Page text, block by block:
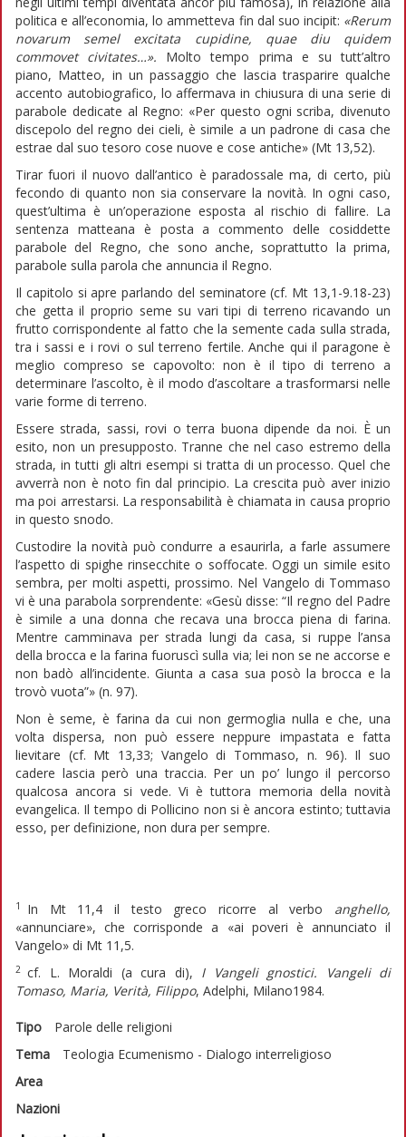
politica e all’economia, lo ammetteva fin dal suo incipit: «Rerum
novarum semel excitata cupidine, quae diu quidem
commovet civitates…». Molto tempo prima e su tutt’altro
piano, Matteo, in un passaggio che lascia trasparire qualche
accento autobiografico, lo affermava in chiusura di una serie di
parabole dedicate al Regno: «Per questo ogni scriba, divenuto
discepolo del regno dei cieli, è simile a un padrone di casa che
estrae dal suo tesoro cose nuove e cose antiche» (Mt 13,52).
Tirar fuori il nuovo dall’antico è paradossale ma, di certo, più
fecondo di quanto non sia conservare la novità. In ogni caso,
quest’ultima è un’operazione esposta al rischio di fallire. La
sentenza matteana è posta a commento delle cosiddette
parabole del Regno, che sono anche, soprattutto la prima,
parabole sulla parola che annuncia il Regno.
Il capitolo si apre parlando del seminatore (cf. Mt 13,1-9.18-23)
che getta il proprio seme su vari tipi di terreno ricavando un
frutto corrispondente al fatto che la semente cada sulla strada,
tra i sassi e i rovi o sul terreno fertile. Anche qui il paragone è
meglio compreso se capovolto: non è il tipo di terreno a
determinare l’ascolto, è il modo d’ascoltare a trasformarsi nelle
varie forme di terreno.
Essere strada, sassi, rovi o terra buona dipende da noi. È un
esito, non un presupposto. Tranne che nel caso estremo della
strada, in tutti gli altri esempi si tratta di un processo. Quel che
avverrà non è noto fin dal principio. La crescita può aver inizio
ma poi arrestarsi. La responsabilità è chiamata in causa proprio
in questo snodo.
Custodire la novità può condurre a esaurirla, a farle assumere
l’aspetto di spighe rinsecchite o soffocate. Oggi un simile esito
sembra, per molti aspetti, prossimo. Nel Vangelo di Tommaso
vi è una parabola sorprendente: «Gesù disse: “Il regno del Padre
è simile a una donna che recava una brocca piena di farina.
Mentre camminava per strada lungi da casa, si ruppe l’ansa
della brocca e la farina fuoruscì sulla via; lei non se ne accorse e
non badò all’incidente. Giunta a casa sua posò la brocca e la
trovò vuota”» (n. 97).
Non è seme, è farina da cui non germoglia nulla e che, una
volta dispersa, non può essere neppure impastata e fatta
lievitare (cf. Mt 13,33; Vangelo di Tommaso, n. 96). Il suo
cadere lascia però una traccia. Per un po’ lungo il percorso
qualcosa ancora si vede. Vi è tuttora memoria della novità
evangelica. Il tempo di Pollicino non si è ancora estinto; tuttavia
esso, per definizione, non dura per sempre.
1 In Mt 11,4 il testo greco ricorre al verbo anghello,
«annunciare», che corrisponde a «ai poveri è annunciato il
Vangelo» di Mt 11,5.
2 cf. L. Moraldi (a cura di), I Vangeli gnostici. Vangeli di
Tomaso, Maria, Verità, Filippo, Adelphi, Milano1984.
Tipo
Parole delle religioni
Tema
Teologia Ecumenismo - Dialogo interreligioso
Area
Nazioni